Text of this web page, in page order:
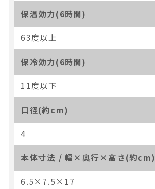
保温効力(6時間)
63度以上
保冷効力(6時間)
11度以下
口径(約cm)
4
本体寸法 / 幅×奥行×高さ(約cm)
6.5×7.5×17